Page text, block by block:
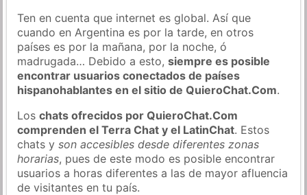
Ten en cuenta que internet es global. Así que
cuando en Argentina es por la tarde, en otros
países es por la mañana, por la noche, ó
madrugada… Debido a esto,siempre es posible
encontrar usuarios conectados de países
hispanohablantes en el sitio de QuieroChat.Com.
Loschats ofrecidos por QuieroChat.Com
comprenden el Terra Chat y el LatinChat. Estos
chats yson accesibles desde diferentes zonas
horarias, pues de este modo es posible encontrar
usuarios a horas diferentes a las de mayor afluencia
de visitantes en tu país.